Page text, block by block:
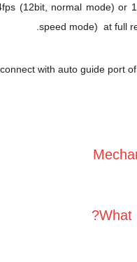
(12bit, normal mode) or
speed mode) at full
with auto guide port
What